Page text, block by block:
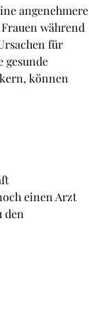
angenehmere
während
für
gesunde
können
einen Arzt
den